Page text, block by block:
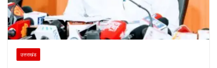
उत्तराखंड